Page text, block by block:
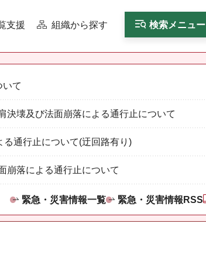
支援 組織から探す 検索メニュー
て
決壊及び法面崩落による通行止について
通行止について(迂回路有り)
崩落による通行止について
緊急・災害情報一覧 緊急・災害情報RSS